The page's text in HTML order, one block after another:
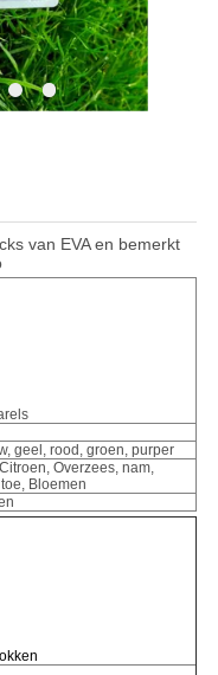
van EVA en bemerkt
geel, rood, groen, purper
Overzees, nam,
Bloemen